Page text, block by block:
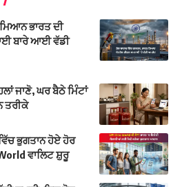
ਭਾਰਤ ਦੀ
ਬਾਰੇ ਆਈ ਵੱਡੀ
ਜਾਣੋ, ਘਰ ਬੈਠੇ ਮਿੰਟਾਂ
ਤਰੀਕੇ
ਭੁਗਤਾਨ ਹੋਏ ਹੋਰ
ਵਾਲਿਟ ਸ਼ੁਰੂ